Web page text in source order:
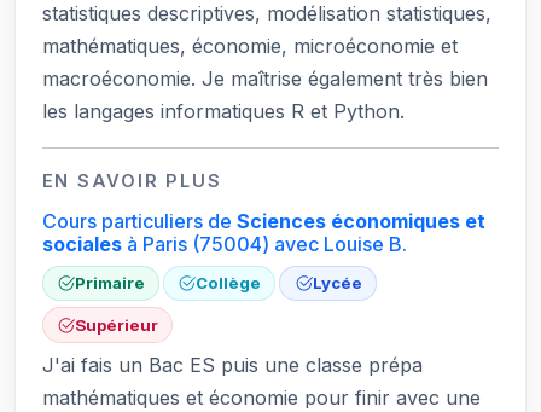
statistiques descriptives, modélisation statistiques,
mathématiques, économie, microéconomie et
macroéconomie. Je maîtrise également très bien
les langages informatiques R et Python.
EN SAVOIR PLUS
Cours particuliers de Sciences économiques et
socialesà Paris (75004) avec Louise B.
Primaire Collège Lycée
Supérieur
J'ai fais un Bac ES puis une classe prépa
mathématiques et économie pour finir avec une